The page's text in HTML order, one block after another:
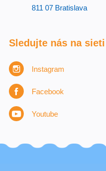
811 07 Bratislava
Sledujte nás na sieti
Instagram
Facebook
Youtube